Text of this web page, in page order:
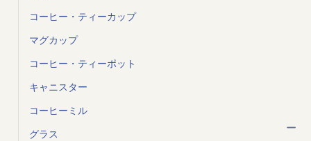
コーヒー・ティーカップ
マグカップ
コーヒー・ティーポット
キャニスター
コーヒーミル
グラス